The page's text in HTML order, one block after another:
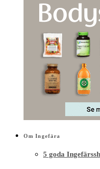
Om Ingefära
5 goda